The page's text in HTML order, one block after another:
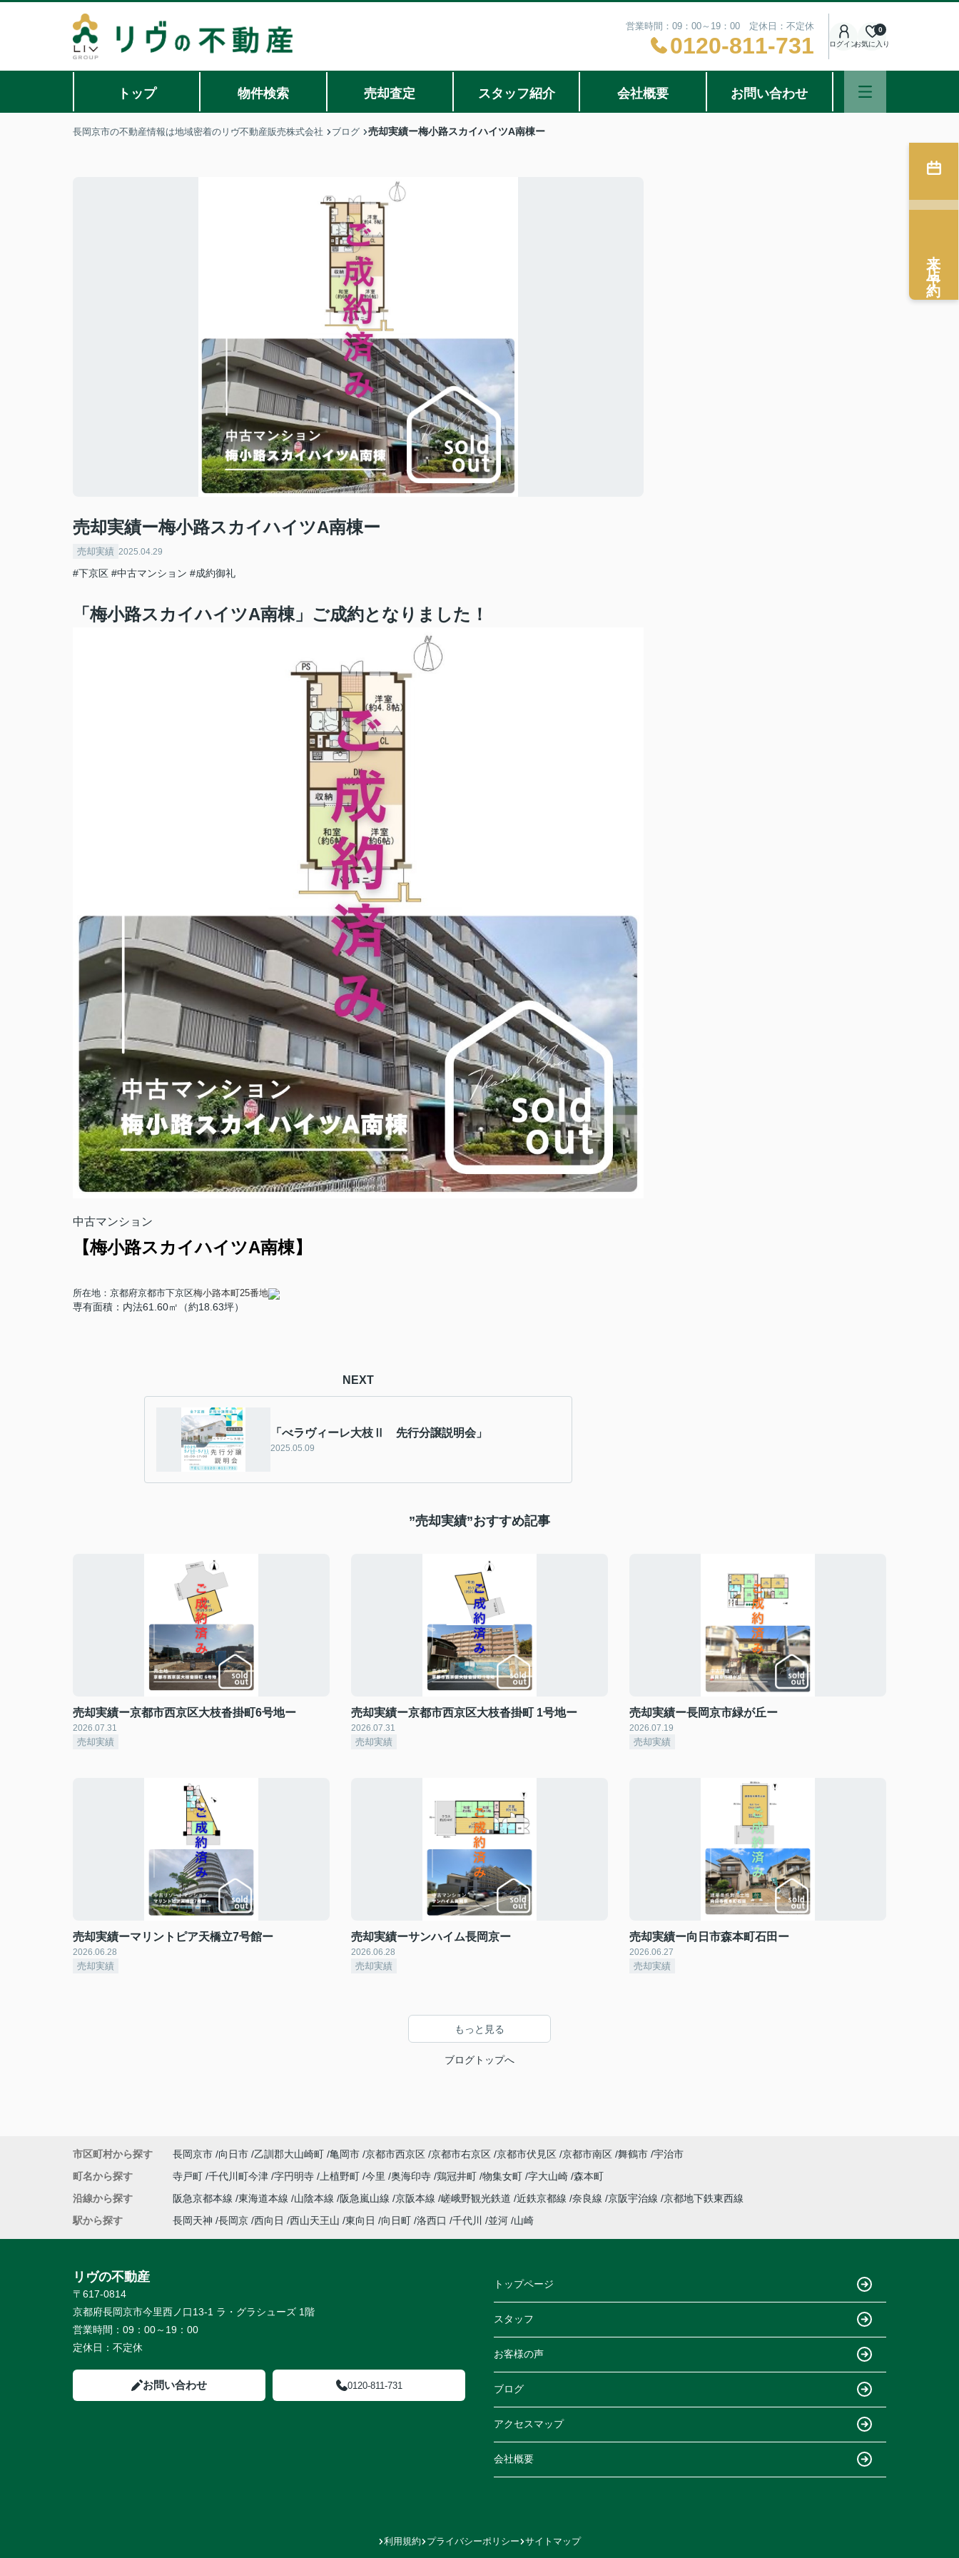
営業時間：09：00～19：00 定休日：不定休
0120-811-731 ログインお気に入り
0
トップ 物件検索 売却査定 スタッフ紹介 会社概要 お問い合わせ
長岡京市の不動産情報は地域密着のリヴ不動産販売株式会社 ブログ 売却実績ー梅小路スカイハイツA南棟ー
売却実績ー梅小路スカイハイツA南棟ー
売却実績 2025.04.29
#下京区 #中古マンション #成約御礼
「梅小路スカイハイツA南棟」ご成約となりました！
中古マンション
【梅小路スカイハイツA南棟】
所在地：京都府京都市下京区梅小路本町25番地
専有面積：内法61.60㎡（約18.63坪）
NEXT
「べラヴィーレ大枝Ⅱ 先行分譲説明会」
2025.05.09
”売却実績”おすすめ記事
売却実績ー京都市西京区大枝沓掛町6号地ー
2026.07.31
売却実績
売却実績ー京都市西京区大枝沓掛町 1号地ー
2026.07.31
売却実績
売却実績ー長岡京市緑が丘ー
2026.07.19
売却実績
売却実績ーマリントピア天橋立7号館ー
2026.06.28
売却実績
売却実績ーサンハイム長岡京ー
2026.06.28
売却実績
売却実績ー向日市森本町石田ー
2026.06.27
売却実績
もっと見る
ブログトップへ
来店予約
市区町村から探す 長岡京市 向日市 乙訓郡大山崎町 亀岡市 京都市西京区 京都市右京区 京都市伏見区 京都市南区 舞鶴市 宇治市
町名から探す
寺戸町 千代川町今津 字円明寺 上植野町 今里 奥海印寺 鶏冠井町 物集女町 字大山崎 森本町
沿線から探す
阪急京都本線 東海道本線 山陰本線 阪急嵐山線 京阪本線 嵯峨野観光鉄道 近鉄京都線 奈良線 京阪宇治線 京都地下鉄東西線
駅から探す
長岡天神 長岡京 西向日 西山天王山 東向日 向日町 洛西口 千代川 並河 山崎
リヴの不動産
〒617-0814
京都府長岡京市今里西ノ口13-1 ラ・グラシューズ 1階
営業時間： 09：00～19：00
定休日： 不定休
お問い合わせ 0120-811-731
トップページ
スタッフ
お客様の声
ブログ
アクセスマップ
会社概要
利用規約 プライバシーポリシー サイトマップ